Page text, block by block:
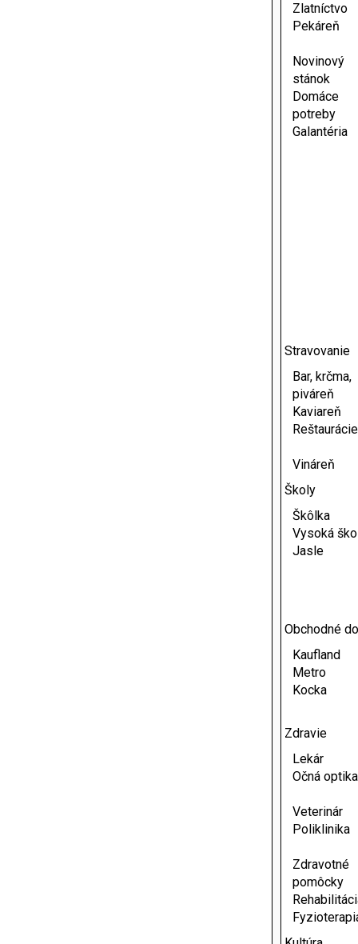
Zlatníctvo
Pekáreň
Novinový
stánok
Domáce
potreby
Galantéria
Stravovanie
Bar, krčma,
piváreň
Kaviareň
Reštaurácie
Vináreň
Školy
Škôlka
Vysoká
Jasle
Obchodné
Kaufland
Metro
Kocka
Zdravie
Lekár
Očná optika
Veterinár
Poliklinika
Zdravotné
pomôcky